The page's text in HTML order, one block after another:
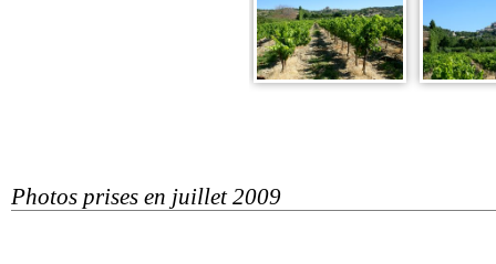
Photos prises en juillet 2009